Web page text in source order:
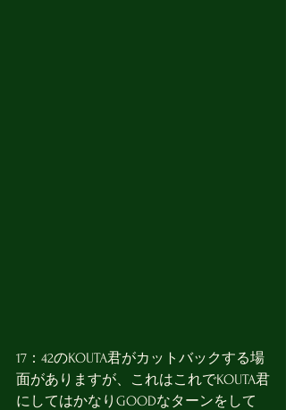
17：42のKOUTA君がカットバックする場
面がありますが、これはこれでKOUTA君
にしてはかなりGOODなターンをして